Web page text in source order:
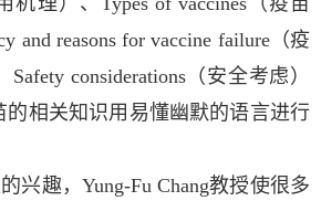
and reasons for vaccine failure（疫
considerations（安全考虑）
的相关知识用易懂幽默的语言进行
兴趣，Yung-Fu Chang教授使很多